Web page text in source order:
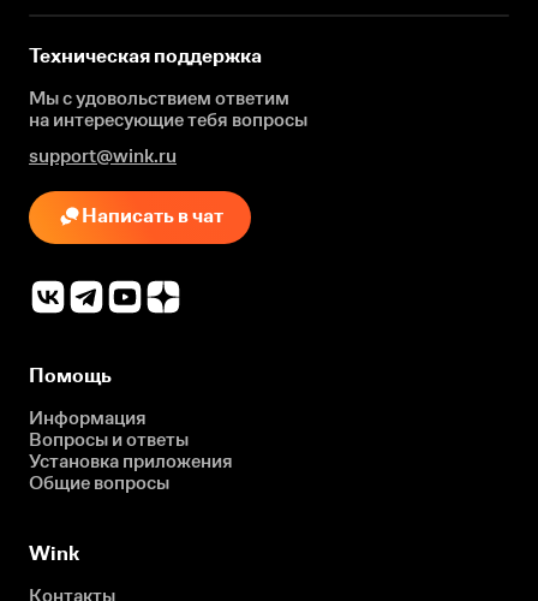
Техническая поддержка
Мы с удовольствием ответим
на интересующиетебя вопросы
support@wink.ru
Написать в чат
Помощь
Информация
Вопросы и ответы
Установка приложения
Общие вопросы
Wink
Контакты